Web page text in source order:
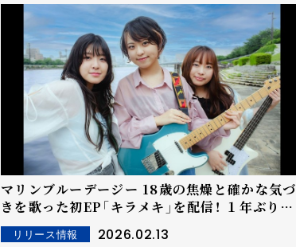
マリンブルーデージー 18歳の焦燥と確かな気づ
きを歌った初EP「キラメキ」を配信！ １年ぶりの
ショートツアー開催も発表！
リリース情報 2026.02.13